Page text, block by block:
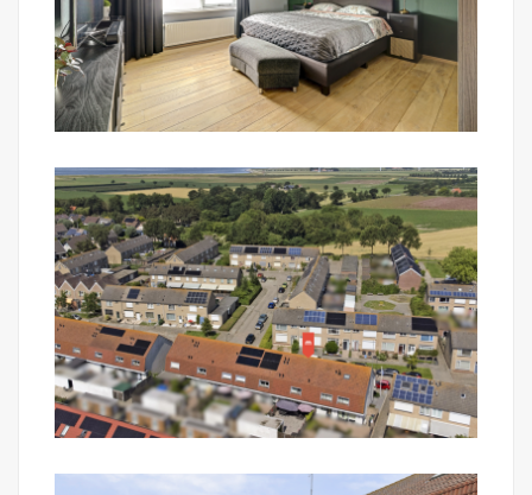
Mark Makelaardij behartigt de belangen van de
verkopende partij.
Wil je de woning bezichtigen? Van harte welkom
na een met Mark Makelaardij gemaakte afspraak.